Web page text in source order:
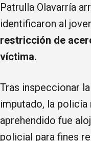
Patrulla Olavarría
identificaron al
restricción de
víctima.
Tras inspeccionar
imputado, la policía
aprehendido fue
policial para fines